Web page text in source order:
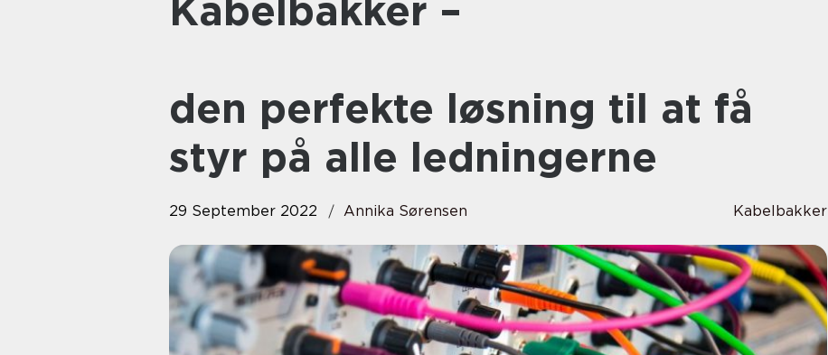
Kabelbakker –
den perfekte løsning til at få
styr på alle ledningerne
29 September 2022 Annika Sørensen Kabelbakker